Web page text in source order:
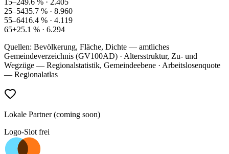
25–5435.7 % · 8.960
55–6416.4 % · 4.119
65+25.1 % · 6.294
Quellen: Bevölkerung, Fläche, Dichte — amtliches
Gemeindeverzeichnis (GV100AD) · Altersstruktur, Zu- und
Wegzüge — Regionalstatistik, Gemeindeebene · Arbeitslosenquote
— Regionalatlas
Lokale Partner (coming soon)
Logo-Slot frei